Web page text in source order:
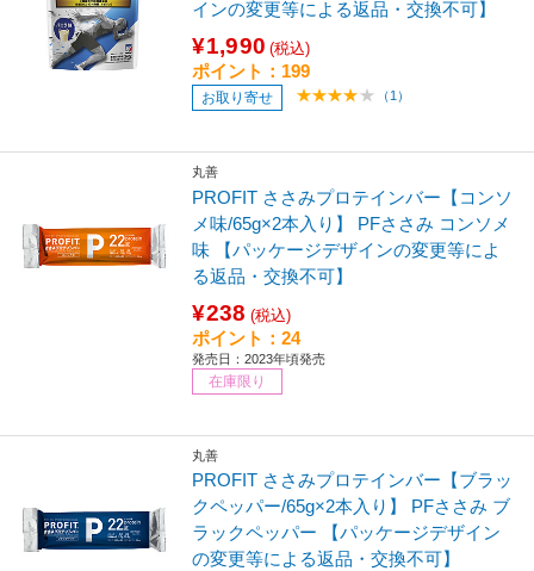
インの変更等による返品・交換不可】
¥1,990 (税込)
ポイント：199
お取り寄せ （1）
丸善
PROFIT ささみプロテインバー【コンソ
メ味/65g×2本入り】 PFささみ コンソメ
味 【パッケージデザインの変更等によ
る返品・交換不可】
¥238 (税込)
ポイント：24
発売日：2023年頃発売
在庫限り
丸善
PROFIT ささみプロテインバー【ブラッ
クペッパー/65g×2本入り】 PFささみ ブ
ラックペッパー 【パッケージデザイン
の変更等による返品・交換不可】